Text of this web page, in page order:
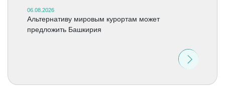
06.08.2026
Альтернативу мировым курортам может
предложить Башкирия